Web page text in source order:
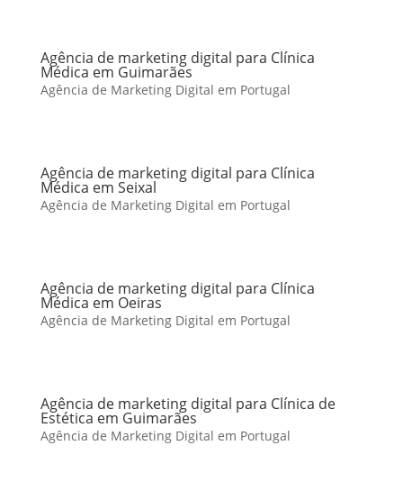
Agência de marketing digital para Clínica
Médica em Guimarães
Agência de Marketing Digital em Portugal
Agência de marketing digital para Clínica
Médica em Seixal
Agência de Marketing Digital em Portugal
Agência de marketing digital para Clínica
Médica em Oeiras
Agência de Marketing Digital em Portugal
Agência de marketing digital para Clínica de
Estética em Guimarães
Agência de Marketing Digital em Portugal